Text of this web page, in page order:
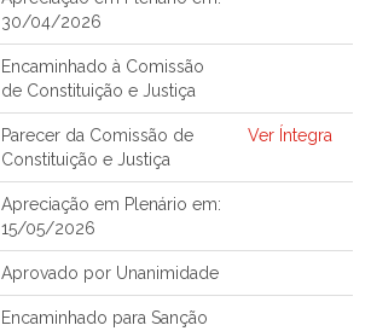
30/04/2026
Encaminhado à Comissão
de Constituição e Justiça
Parecer da Comissão de
Constituição e Justiça
Ver Íntegra
Apreciação em Plenário em:
15/05/2026
Aprovado por Unanimidade
Encaminhado para Sanção